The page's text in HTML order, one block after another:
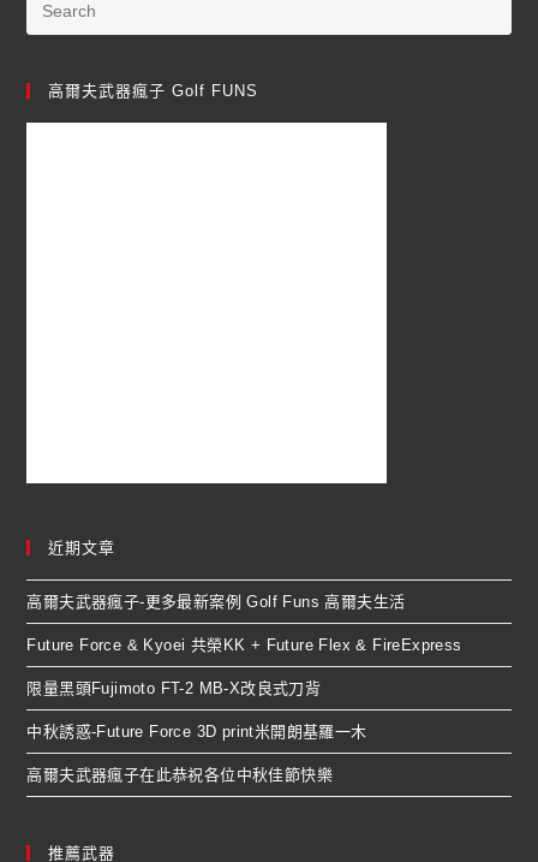
高爾夫武器瘋子 Golf FUNS
近期文章
高爾夫武器瘋子-更多最新案例 Golf Funs 高爾夫生活
Future Force & Kyoei 共榮KK + Future Flex & FireExpress
限量黑頭Fujimoto FT-2 MB-X改良式刀背
中秋誘惑-Future Force 3D print米開朗基羅一木
高爾夫武器瘋子在此恭祝各位中秋佳節快樂
推薦武器